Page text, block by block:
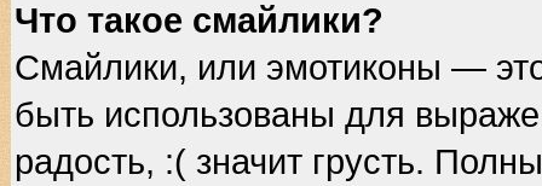
Что такое смайлики?
Смайлики, или эмотиконы —
быть использованы для
радость, :( значит грусть.